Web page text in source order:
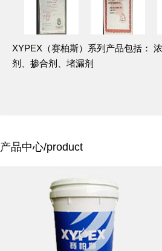
XYPEX（赛柏斯）系列产品包括：
剂、掺合剂、堵漏剂
产品中心/product